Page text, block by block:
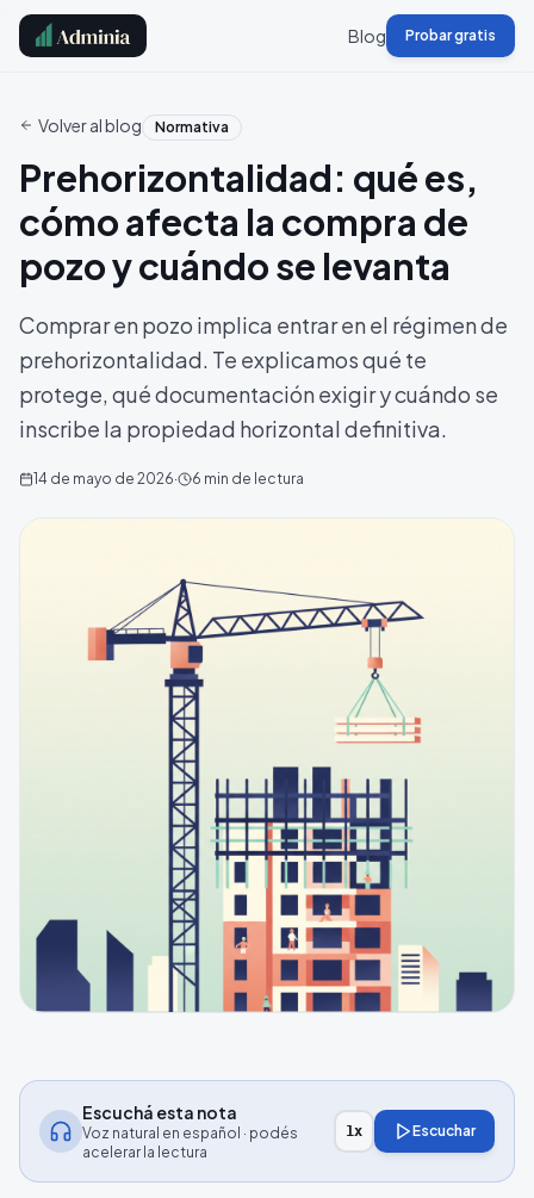
Blog Probar gratis
Volver al blog Normativa
Prehorizontalidad: qué es,
cómo afecta la compra de
pozo y cuándo se levanta
Comprar en pozo implica entrar en el régimen de
prehorizontalidad. Te explicamos qué te
protege, qué documentación exigir y cuándo se
inscribe la propiedad horizontal definitiva.
14 de mayo de 2026· 6 min de lectura
Escuchá esta nota
Voz natural en español · podés
acelerar la lectura
1x Escuchar